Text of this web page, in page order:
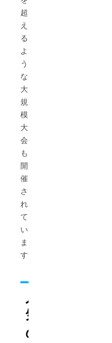
超
え
る
よ
う
な
大
規
模
大
会
も
開
催
さ
れ
て
い
ま
す。
人
気
の